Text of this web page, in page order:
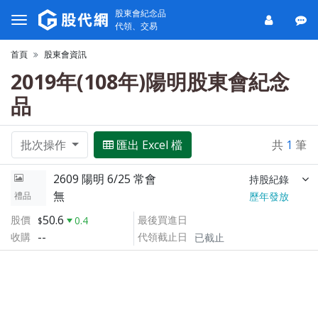
股東會紀念品
代領、交易
首頁 股東會資訊
2019年(108年)陽明股東會紀念
品
批次操作 匯出 Excel 檔 共 1 筆
禮品
2609 陽明 6/25 常會 持股紀錄
無
歷年發放
股價
50.6
0.4
收購 --
最後買進日
代領截止日
已截止